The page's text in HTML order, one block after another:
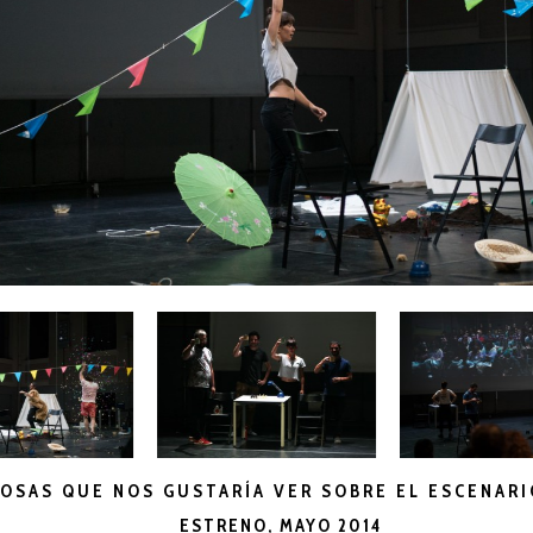
QUE NOS GUSTARÍA VER SOBRE EL
ESTRENO, MAYO 2014